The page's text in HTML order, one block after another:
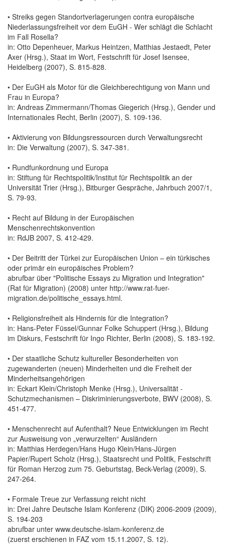
• Streiks gegen Standortverlagerungen contra europäische
Niederlassungsfreiheit vor dem EuGH - Wer schlägt die Schlacht
im Fall Rosella?
in: Otto Depenheuer, Markus Heintzen, Matthias Jestaedt, Peter
Axer (Hrsg.), Staat im Wort, Festschrift für Josef Isensee,
Heidelberg (2007), S. 815-828.
• Der EuGH als Motor für die Gleichberechtigung von Mann und
Frau in Europa?
in: Andreas Zimmermann/Thomas Giegerich (Hrsg.), Gender und
Internationales Recht, Berlin (2007), S. 109-136.
• Aktivierung von Bildungsressourcen durch Verwaltungsrecht
in: Die Verwaltung (2007), S. 347-381.
• Rundfunkordnung und Europa
in: Stiftung für Rechtspolitik/Institut für Rechtspolitik an der
Universität Trier (Hrsg.), Bitburger Gespräche, Jahrbuch 2007/1,
S. 79-93.
• Recht auf Bildung in der Europäischen
Menschenrechtskonvention
in: RdJB 2007, S. 412-429.
• Der Beitritt der Türkei zur Europäischen Union – ein türkisches
oder primär ein europäisches Problem?
abrufbar über "Politische Essays zu Migration und Integration"
(Rat für Migration) (2008) unter http://www.rat-fuer-
migration.de/politische_essays.html.
• Religionsfreiheit als Hindernis für die Integration?
in: Hans-Peter Füssel/Gunnar Folke Schuppert (Hrsg.), Bildung
im Diskurs, Festschrift für Ingo Richter, Berlin (2008), S. 183-192.
• Der staatliche Schutz kultureller Besonderheiten von
zugewanderten (neuen) Minderheiten und die Freiheit der
Minderheitsangehörigen
in: Eckart Klein/Christoph Menke (Hrsg.), Universalität -
Schutzmechanismen – Diskriminierungsverbote, BWV (2008), S.
451-477.
• Menschenrecht auf Aufenthalt? Neue Entwicklungen im Recht
zur Ausweisung von „verwurzelten“ Ausländern
in: Matthias Herdegen/Hans Hugo Klein/Hans-Jürgen
Papier/Rupert Scholz (Hrsg.), Staatsrecht und Politik, Festschrift
für Roman Herzog zum 75. Geburtstag, Beck-Verlag (2009), S.
247-264.
• Formale Treue zur Verfassung reicht nicht
in: Drei Jahre Deutsche Islam Konferenz (DIK) 2006-2009 (2009),
S. 194-203
abrufbar unter www.deutsche-islam-konferenz.de
(zuerst erschienen in FAZ vom 15.11.2007, S. 12).